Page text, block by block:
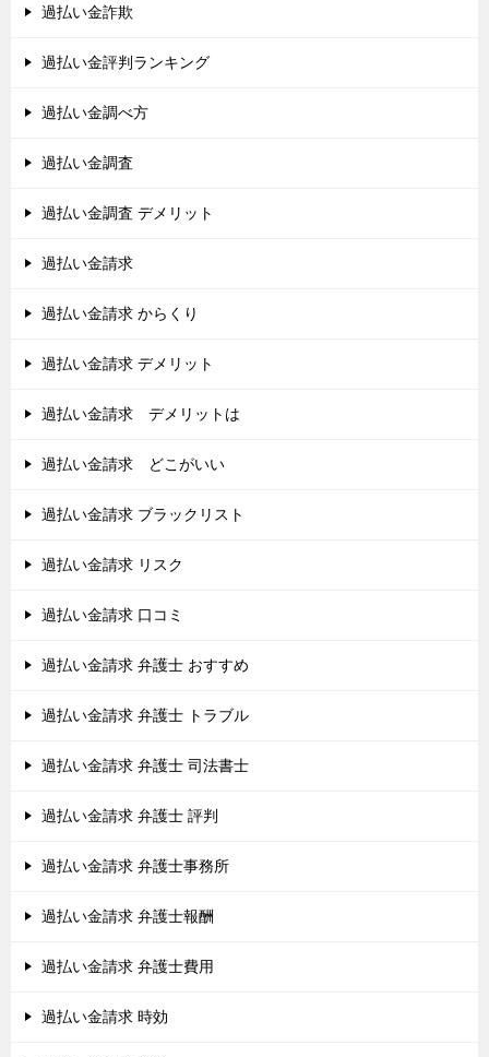
過払い金詐欺
過払い金評判ランキング
過払い金調べ方
過払い金調査
過払い金調査 デメリット
過払い金請求
過払い金請求 からくり
過払い金請求 デメリット
過払い金請求 デメリットは
過払い金請求 どこがいい
過払い金請求 ブラックリスト
過払い金請求 リスク
過払い金請求 口コミ
過払い金請求 弁護士 おすすめ
過払い金請求 弁護士 トラブル
過払い金請求 弁護士 司法書士
過払い金請求 弁護士 評判
過払い金請求 弁護士事務所
過払い金請求 弁護士報酬
過払い金請求 弁護士費用
過払い金請求 時効